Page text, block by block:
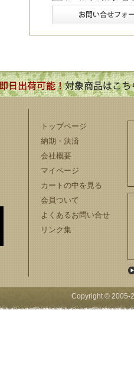
トップページ
納期・決済
会社概要
マイページ
カートの中を見る
会員ついて
よくあるお問い合せ
リンク集
Copyright © 2005-